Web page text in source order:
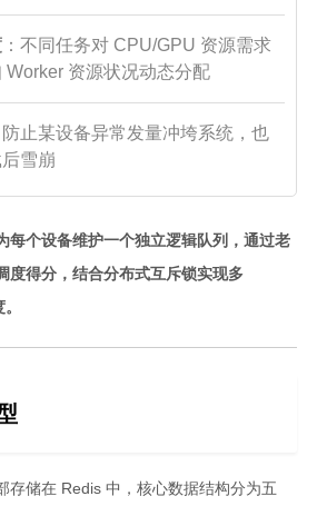
：不同任务对 CPU/GPU 资源需求
Worker 资源状况动态分配
止某设备异常发量冲垮系统，也
雪崩
每个设备维护一个独立逻辑队列，通过老
度得分，结合分布式互斥锁实现多
存储在 Redis 中，核心数据结构分为五
记
笔记